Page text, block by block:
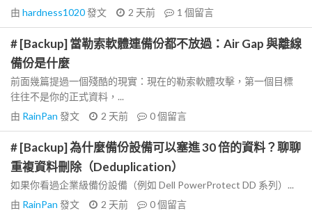
由 hardness1020發文 2 天前 1 個留言
# [Backup] 當勒索軟體連備份都不放過：Air Gap 與離線
備份是什麼
前面幾篇提過一個殘酷的現實：現在的勒索軟體攻擊，第一個目標
往往不是你的正式資料，...
由 RainPan 發文 2 天前 0個留言
# [Backup] 為什麼備份設備可以塞進 30 倍的資料？聊聊
重複資料刪除（Deduplication）
如果你看過企業級備份設備（例如 Dell PowerProtect DD 系列）...
由 RainPan 發文 2 天前 0個留言